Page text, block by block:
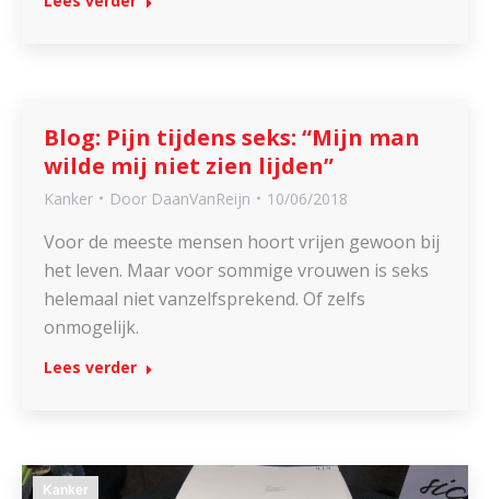
Blog: Pijn tijdens seks: “Mijn man
wilde mij niet zien lijden”
Kanker Door DaanVanReijn 10/06/2018
Voor de meeste mensen hoort vrijen gewoon bij
het leven. Maar voor sommige vrouwen is seks
helemaal niet vanzelfsprekend. Of zelfs
onmogelijk.
Lees verder
Kanker